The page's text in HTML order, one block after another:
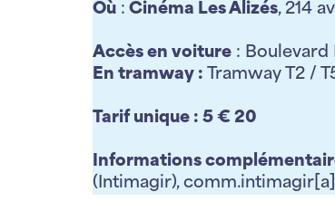
Où : Cinéma Les Alizés, 214
Accès en voiture :
En tramway : Tramway T2 /
Tarif unique : 5 € 20
Informations
(Intimagir),